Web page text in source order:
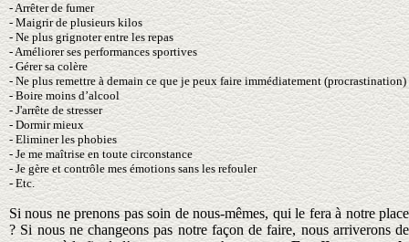
- Arrêter de fumer
- Maigrir de plusieurs kilos
- Ne plus grignoter entre les repas
- Améliorer ses performances sportives
- Gérer sa colère
- Ne plus remettre à demain ce que je peux faire immédiatement (procrastination)
- Boire moins d’alcool
- J'arrête de stresser
- Dormir mieux
- Eliminer les phobies
- Je me maîtrise en toute circonstance
- Je gère et contrôle mes émotions sans les refouler
- Etc.
Si nous ne prenons pas soin de nous-mêmes, qui le fera à notre place
? Si nous ne changeons pas notre façon de faire, nous arriverons de